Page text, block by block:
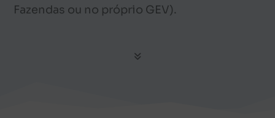
Fazendas ou no próprio GEV).